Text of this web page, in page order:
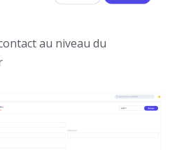
au niveau du